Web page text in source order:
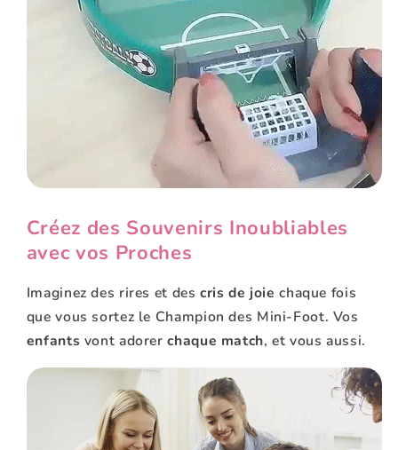
Créez des Souvenirs Inoubliables
avec vos Proches
Imaginez des rires et descris de joie chaque fois
que vous sortez le Champion des Mini-Foot. Vos
enfants vont adorerchaque match, et vous aussi.